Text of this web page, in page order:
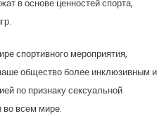
в основе ценностей спорта,
спортивного мероприятия,
общество более инклюзивным и
по признаку сексуальной
во всем мире.